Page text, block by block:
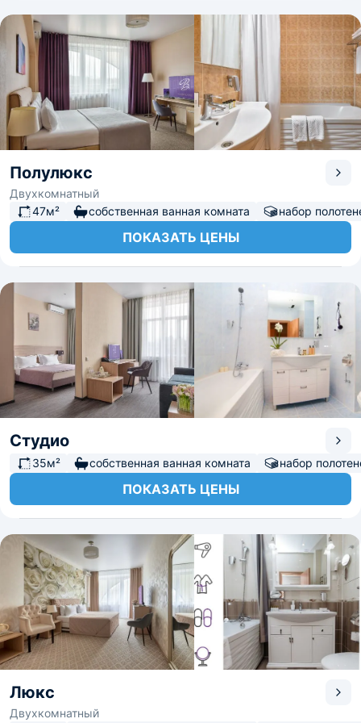
Полулюкс
Двухкомнатный
47м²
собственная ванная комната набор
ПОКАЗАТЬ ЦЕНЫ
Студио
35м² собственная ванная комната набор
ПОКАЗАТЬ ЦЕНЫ
Люкс
Двухкомнатный